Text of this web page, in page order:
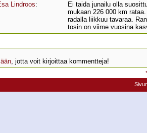
Lindroos:
Ei taida junailu olla
mukaan 226 000 km
radalla liikkuu tavaraa.
tosin on viime vuosina
, jotta voit kirjoittaa kommentteja!